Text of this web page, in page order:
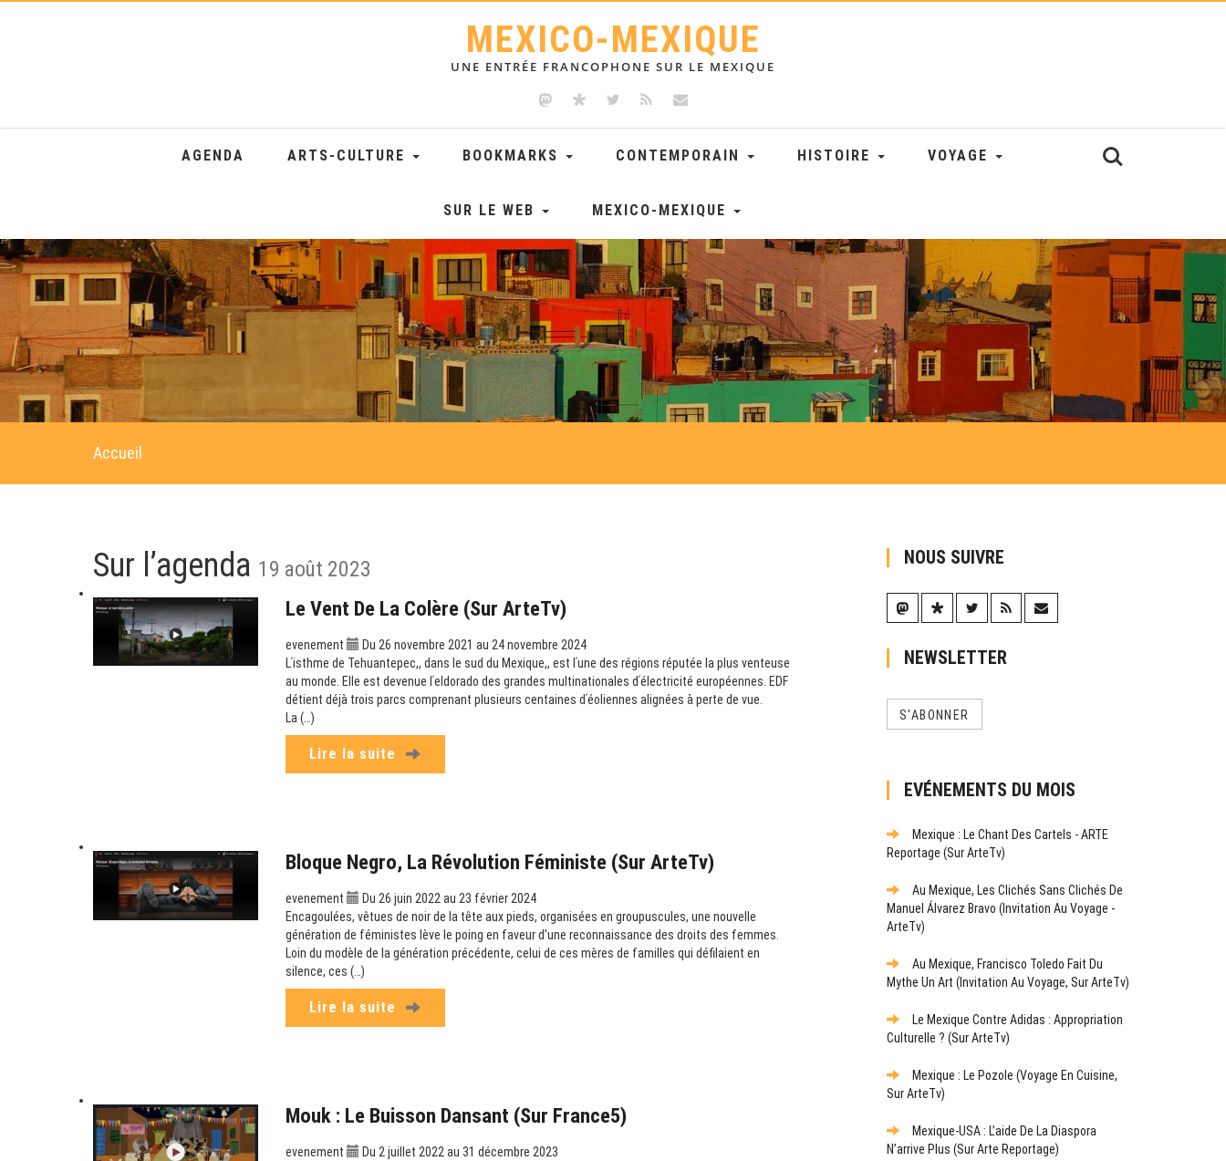
MEXICO-MEXIQUE
UNE ENTRÉE FRANCOPHONE SUR LE MEXIQUE
AGENDA ARTS-CULTURE BOOKMARKS CONTEMPORAIN HISTOIRE VOYAGE
SUR LE WEB MEXICO-MEXIQUE
Accueil
Sur l’agenda 19 août 2023
Le Vent De La Colère (sur ArteTv)
evenement
Du 26 novembre 2021 au 24 novembre 2024
Lʹisthme de Tehuantepec,, dans le sud du Mexique,, est lʹune des régions réputée la plus venteuse
au monde. Elle est devenue lʹeldorado des grandes multinationales dʹélectricité européennes. EDF
détient déjà trois parcs comprenant plusieurs centaines dʹéoliennes alignées à perte de vue.
La (…)
Lire la suite
Bloque Negro, La Révolution Féministe (sur ArteTv)
evenement
Du 26 juin 2022 au 23 février 2024
Encagoulées, vêtues de noir de la tête aux pieds, organisées en groupuscules, une nouvelle
génération de féministes lève le poing en faveur d’une reconnaissance des droits des femmes.
Loin du modèle de la génération précédente, celui de ces mères de familles qui défilaient en
silence, ces (…)
Lire la suite
Mouk : Le Buisson Dansant (sur France5)
evenement
Du 2 juillet 2022 au 31 décembre 2023
NOUS SUIVRE
NEWSLETTER
S'ABONNER
EVÉNEMENTS DU MOIS
Mexique : Le Chant Des Cartels - ARTE
Reportage (sur ArteTv)
Au Mexique, Les Clichés Sans Clichés De
Manuel Álvarez Bravo (Invitation Au Voyage -
ArteTv)
Au Mexique, Francisco Toledo Fait Du
Mythe Un Art (Invitation Au Voyage, Sur ArteTv)
Le Mexique Contre Adidas : Appropriation
Culturelle ? (sur ArteTv)
Mexique : Le Pozole (Voyage En Cuisine,
Sur ArteTv)
Mexique-USA : L’aide De La Diaspora
N’arrive Plus (sur Arte Reportage)